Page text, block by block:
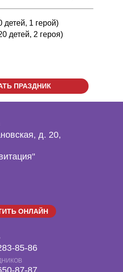
детей, 1 герой)
детей, 2 героя)
ПРАЗДНИК
д. 20,
85-86
87-87
ОНЛАЙН